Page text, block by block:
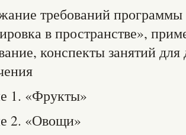
требований программы
в пространстве»,
конспекты занятий
1. «Фрукты»
2. «Овощи»